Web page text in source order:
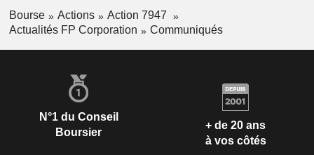
Bourse Actions
Action 7947
Actualités FP Corporation
Communiqués
N°1 du Conseil
Boursier
+ de 20 ans
à vos côtés